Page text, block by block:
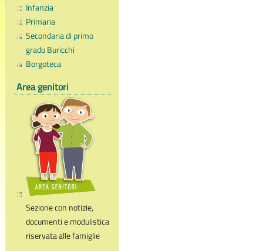
Infanzia
Primaria
Secondaria di primo
grado Buricchi
Borgoteca
Area genitori
Sezione con notizie,
documenti e modulistica
riservata alle famiglie